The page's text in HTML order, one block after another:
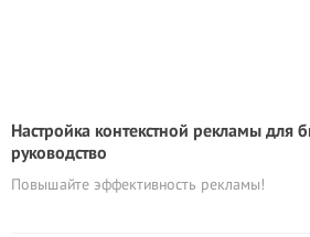
Настройка контекстной рекламы для
руководство
Повышайте эффективность рекламы!